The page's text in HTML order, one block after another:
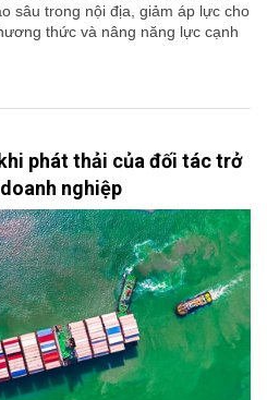
sâu trong nội địa, giảm áp lực cho
thức và nâng năng lực cạnh
phát thải của đối tác trở
nghiệp